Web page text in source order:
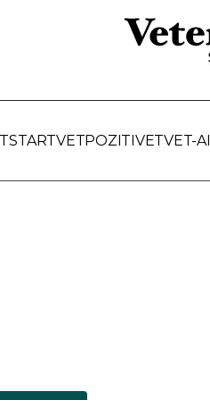
STARTVETPOZITIVETVET-AI